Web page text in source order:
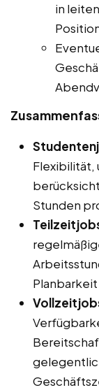
in
Flexibilität,
Stunden